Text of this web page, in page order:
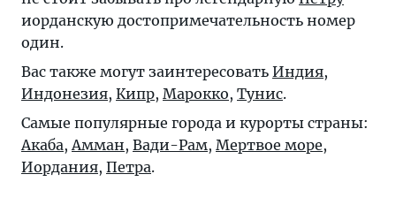
иорданскую достопримечательность номер
один.
Вас также могут заинтересовать Индия,
Индонезия, Кипр, Марокко, Тунис.
Самые популярные города и курорты страны:
Акаба, Амман, Вади-Рам, Мертвое море,
Иордания, Петра.